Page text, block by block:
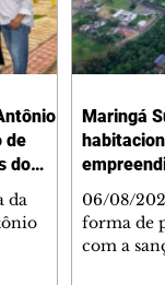
de
do
da
Maringá
cidade
06/08/
forma de
com a